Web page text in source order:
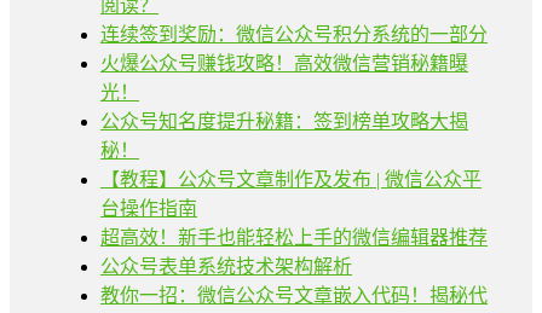
阅读？
连续签到奖励：微信公众号积分系统的一部分
火爆公众号赚钱攻略！高效微信营销秘籍曝
光！
公众号知名度提升秘籍：签到榜单攻略大揭
秘！
【教程】公众号文章制作及发布 | 微信公众平
台操作指南
超高效！新手也能轻松上手的微信编辑器推荐
公众号表单系统技术架构解析
教你一招：微信公众号文章嵌入代码！揭秘代